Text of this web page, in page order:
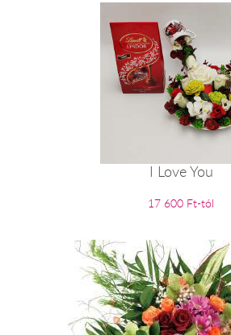
I Love You
17 600 Ft-tól